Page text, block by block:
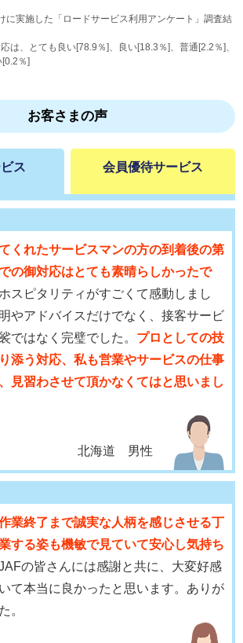
に実施した「ロードサービス利用アンケート」調査結
は、とても良い[78.9％]、良い[18.3％]、普通[2.2％]、
％]
お客さまの声
ス
くれたサービスマンの方の到着後の第
の御対応はとても素晴らしかったで
スピタリティがすごくて感動しまし
やアドバイスだけでなく、接客サービ
ではなく完璧でした。 プロとしての技
添う対応、私も営業やサービスの仕事
見習わさせて頂かなくてはと思いまし
北海道 男性
業終了まで誠実な人柄を感じさせる丁
する姿も機敏で見ていて安心し気持ち
の皆さんには感謝と共に、大変好感
て本当に良かったと思います。ありが
。
会員優待サービス